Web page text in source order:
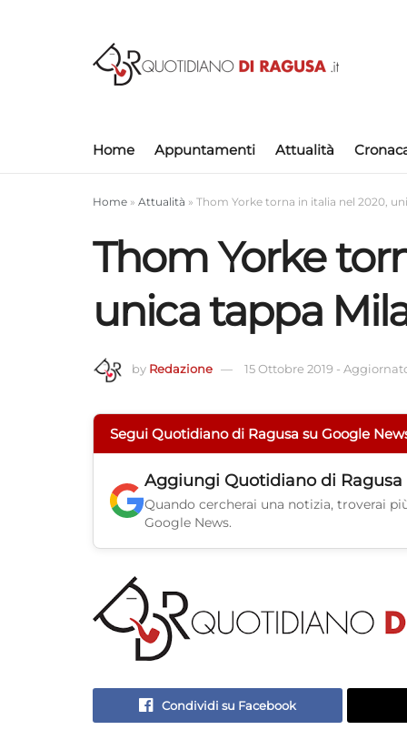
Home Appuntamenti Attualità
Home » Attualità » Thom Yorke torna in italia nel 2020,
Thom Yorke
unica tappa
by Redazione 15 Ottobre 2019 -
Segui Quotidiano di Ragusa su Google
Aggiungi Quotidiano di Ragusa
Quando cercherai una notizia, troverai
Google News.
Condividi su Facebook